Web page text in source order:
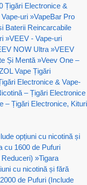
Țigări Electronice &
uri »VapeBar Pro
Baterii Reincarcabile
»VEEV - Vape-uri
NOW Ultra »VEEV
Și Mentă »Veev One –
Vape Țigări
Electronice & Vape-
– Țigări Electronice
– Țigări Electronice, Kituri
opțiuni cu nicotină și
cu 1600 de Pufuri
»Tigara
cu nicotină și fără
de Pufuri (Include